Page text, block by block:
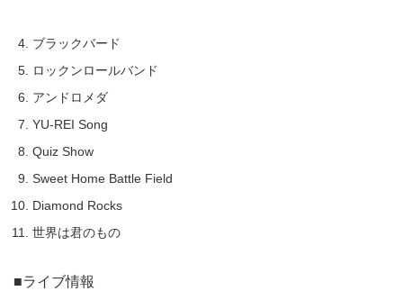
ブラックバード
ロックンロールバンド
アンドロメダ
YU-REI Song
Quiz Show
Sweet Home Battle Field
Diamond Rocks
世界は君のもの
■ライブ情報